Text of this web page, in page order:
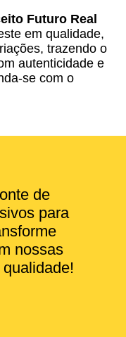
Futuro Real
em qualidade,
trazendo o
autenticidade e
se com o
de
para
nossas